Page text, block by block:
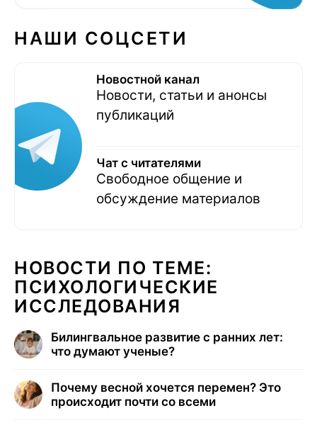
НАШИ СОЦСЕТИ
Новостной канал
Новости, статьи и анонсы
публикаций
Чат с читателями
Свободное общение и
обсуждение материалов
НОВОСТИ ПО ТЕМЕ:
ПСИХОЛОГИЧЕСКИЕ
ИССЛЕДОВАНИЯ
Билингвальное развитие с ранних лет:
что думают ученые?
Почему весной хочется перемен? Это
происходит почти со всеми